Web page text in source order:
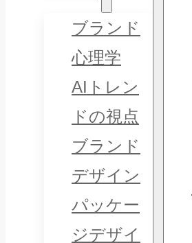
ブランド
心理学
AIトレン
ドの視点
ブランド
デザイン
パッケー
ジデザイ